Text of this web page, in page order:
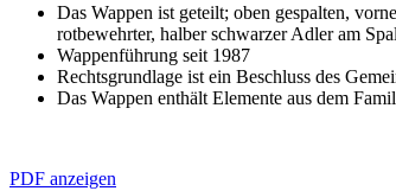
Das Wappen ist geteilt; oben gespalten,
rotbewehrter, halber schwarzer Adler am
Wappenführung seit 1987
Rechtsgrundlage ist ein Beschluss des
Das Wappen enthält Elemente aus dem
PDF anzeigen